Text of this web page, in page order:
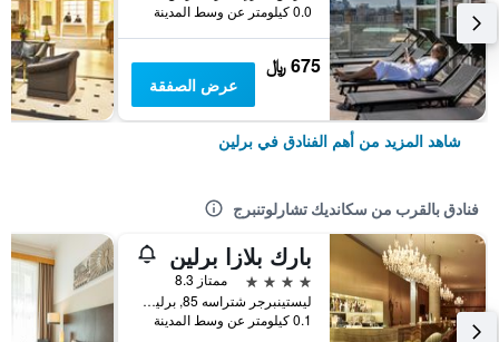
0.0 كيلومتر عن وسط المدينة
675 ﷼
عرض الصفقة
شاهد المزيد من أهم الفنادق في برلين
فنادق بالقرب من سكانديك تشارلوتنبرج
بارك بلازا برلين
4 نجوم
ممتاز 8.3
ليستينبرجر شتراسه 85, برلين, ألمانيا
0.1 كيلومتر عن وسط المدينة